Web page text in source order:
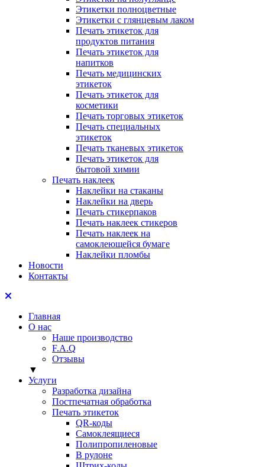
Этикетки полноцветные
Этикетки с глянцевым лаком
Печать этикеток для
продуктов питания
Печать этикеток для
напитков
Печать медицинских
этикеток
Печать этикеток для
косметики
Печать торговых этикеток
Печать специальных
этикеток
Печать тканевых этикеток
Печать этикеток для
бытовой химии
Печать наклеек
Наклейки на стаканы
Наклейки на дверь
Печать стикерпаков
Печать наклеек стикеров
Печать наклеек на
самоклеющейся бумаге
Наклейки пломбы
Новости
Контакты
Главная
О нас
Наше производство
F.A.Q
Отзывы
▼
Услуги
Разработка дизайна
Постпечатная обработка
Печать этикеток
QR-коды
Самоклеящиеся
Полипропиленовые
В рулоне